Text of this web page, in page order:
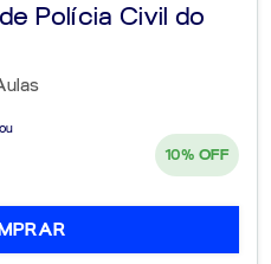
Polícia Civil do
10% OFF